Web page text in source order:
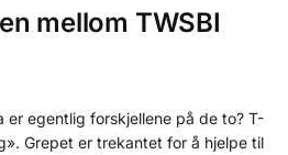
mellom TWSBI
er egentlig forskjellene på de to? T-
Grepet er trekantet for å hjelpe til